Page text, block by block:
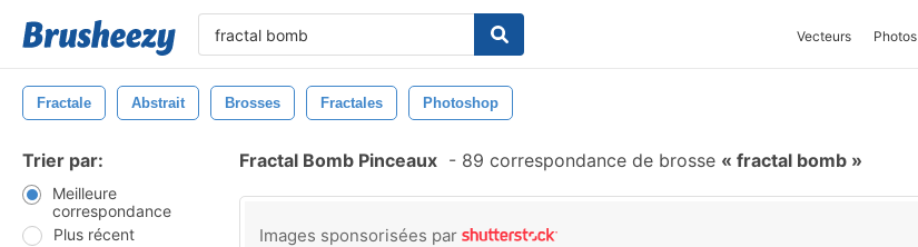
Vecteurs Photos
Fractale Abstrait Brosses Fractales Photoshop
Trier par:
Meilleure
correspondance
Plus récent
Fractal Bomb Pinceaux - 89 correspondance de brosse fractal bomb
Images sponsorisées par